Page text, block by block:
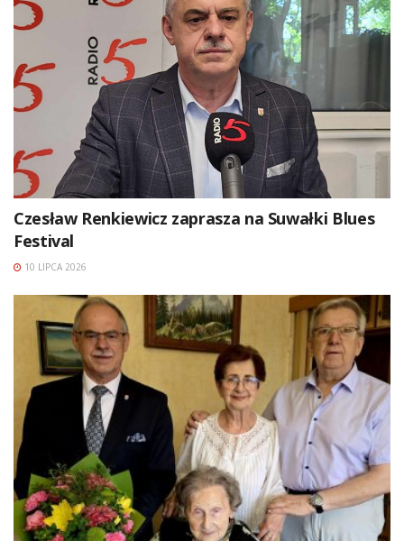
Czesław Renkiewicz zaprasza na Suwałki Blues
Festival
10 LIPCA 2026